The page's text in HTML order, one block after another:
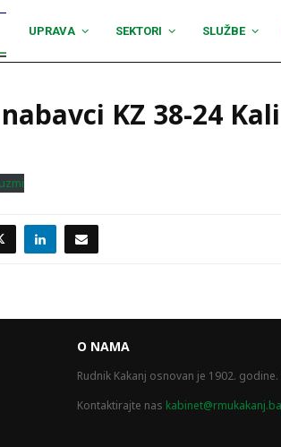
UPRAVA SEKTORI SLUŽBE
KZ 38-24
O NAMA
Rudnik Kakanj osnovan je 1902.
Kontaktirajte nas kabinet@rmukakanj.ba